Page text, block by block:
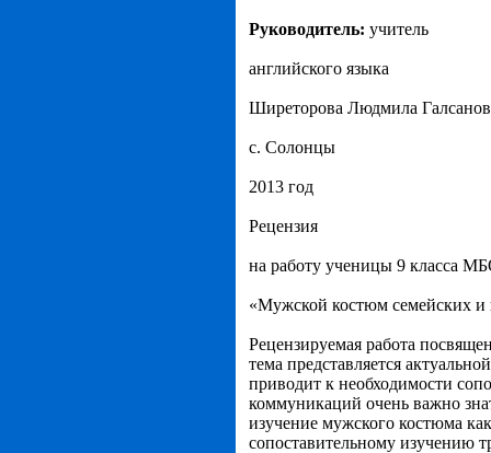
Руководитель: учитель
английского языка
Ширеторова Людмила
с. Солонцы
2013 год
Рецензия
на работу ученицы 9 класса
«Мужской костюм семейских и
Рецензируемая работа
тема представляется
приводит к необходимости
коммуникаций очень важно
изучение мужского костюма
сопоставительному изучению